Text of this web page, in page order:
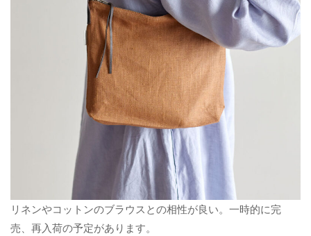
リネンやコットンのブラウスとの相性が良い。一時的に完
売、再入荷の予定があります。